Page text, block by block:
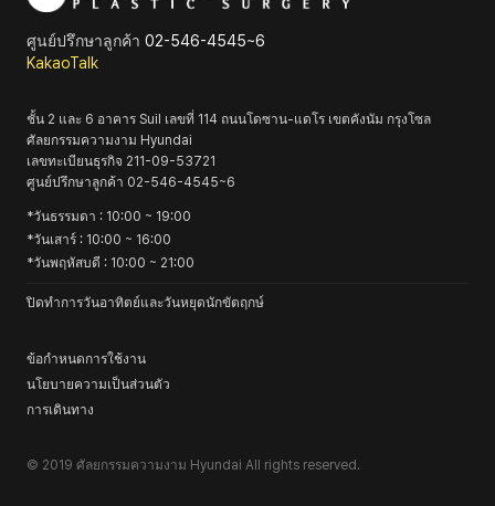
ศูนย์ปรึกษาลูกค้า 02-546-4545~6
KakaoTalk
ชั้น 2 และ 6 อาคาร Suil เลขที่ 114 ถนนโดซาน-แดโร เขตคังนัม กรุงโซล
ศัลยกรรมความงาม Hyundai
เลขทะเบียนธุรกิจ 211-09-53721
ศูนย์ปรึกษาลูกค้า 02-546-4545~6
*วันธรรมดา : 10:00 ~ 19:00
*วันเสาร์ : 10:00 ~ 16:00
*วันพฤหัสบดี : 10:00 ~ 21:00
ปิดทำการวันอาทิตย์และวันหยุดนักขัตฤกษ์
ข้อกำหนดการใช้งาน
นโยบายความเป็นส่วนตัว
การเดินทาง
© 2019 ศัลยกรรมความงาม Hyundai All rights reserved.